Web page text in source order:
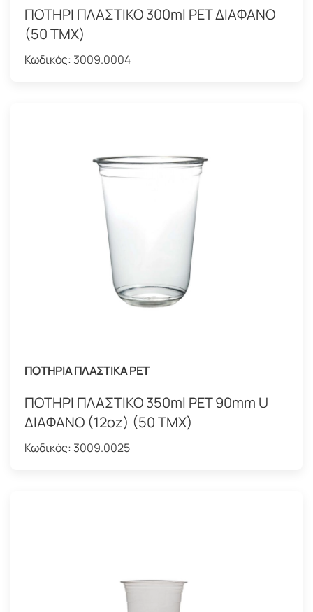
ΠΟΤΗΡΙ ΠΛΑΣΤΙΚΟ 300ml PET ΔΙΑΦΑΝΟ
(50 ΤΜΧ)
Κωδικός: 3009.0004
ΠΟΤΗΡΙΑ ΠΛΑΣΤΙΚΑ PET
ΠΟΤΗΡΙ ΠΛΑΣΤΙΚΟ 350ml PET 90mm U
ΔΙΑΦΑΝΟ (12oz) (50 ΤΜΧ)
Κωδικός: 3009.0025